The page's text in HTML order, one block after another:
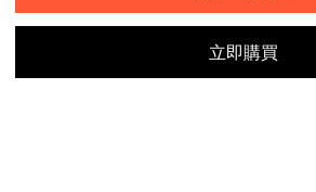
立即購買